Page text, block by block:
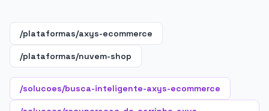
/plataformas/axys-ecommerce
/plataformas/nuvem-shop
/solucoes/busca-inteligente-axys-ecommerce